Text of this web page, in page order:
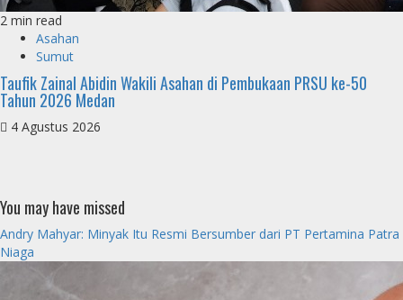
2 min read
Asahan
Sumut
Taufik Zainal Abidin Wakili Asahan di Pembukaan PRSU ke-50
Tahun 2026 Medan
4 Agustus 2026
You may have missed
Andry Mahyar: Minyak Itu Resmi Bersumber dari PT Pertamina Patra
Niaga